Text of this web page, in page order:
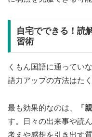
自宅でできる！読
習術
くもん国語に通ってい
語力アップの方法はた
最も効果的なのは、 「
す。日々の出来事や読
考えや感想を引き出す